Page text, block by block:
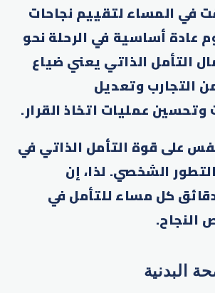
في المساء لتقييم نجاحات
عادة أساسية في الرحلة نحو
التأمل الذاتي يعني ضياع
التجارب وتعديل
وتحسين عمليات اتخاذ القرار.
على قوة التأمل الذاتي في
الشخصي. لذا، إن
كل مساء للتأمل في
النجاح.